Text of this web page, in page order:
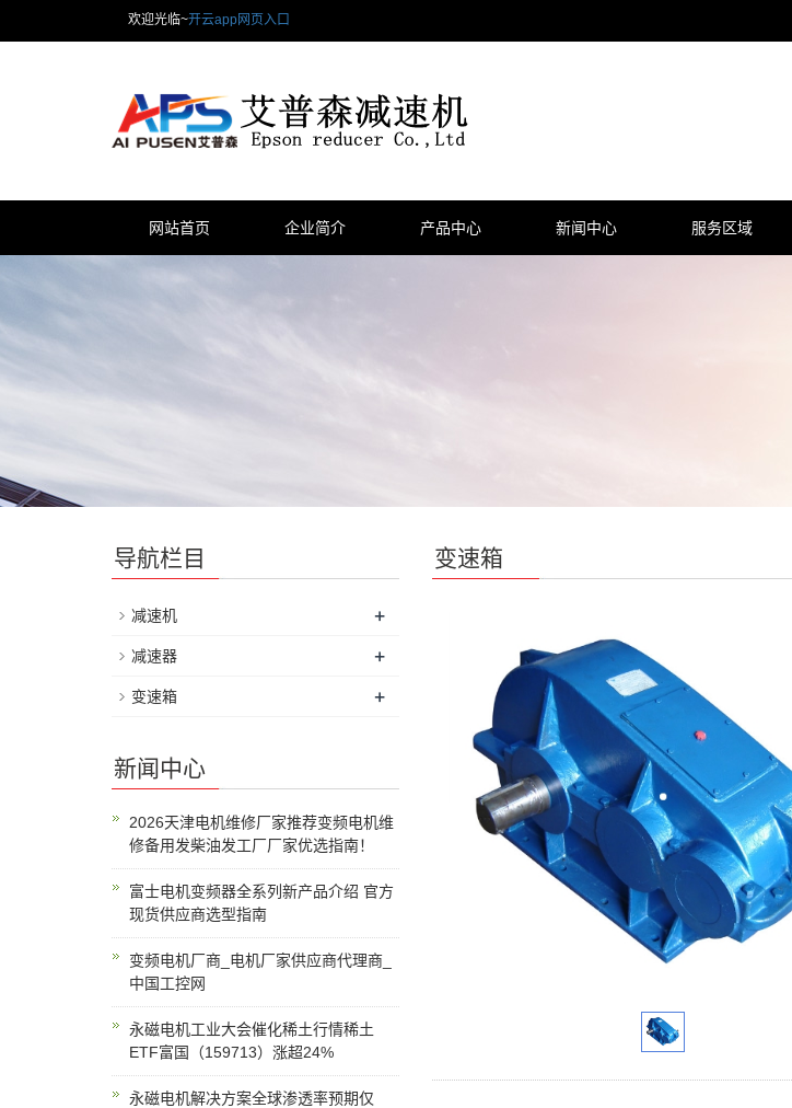
欢迎光临~开云app网页入口
网站首页 企业简介 产品中心 新闻中心 服务区域
变速箱
导航栏目
减速机 +
减速器 +
变速箱 +
新闻中心
2026天津电机维修厂家推荐变频电机维
修备用发柴油发工厂厂家优选指南！
富士电机变频器全系列新产品介绍 官方
现货供应商选型指南
变频电机厂商_电机厂家供应商代理商_
中国工控网
永磁电机工业大会催化稀土行情稀土
ETF富国（159713）涨超24%
永磁电机解决方案全球渗透率预期仅